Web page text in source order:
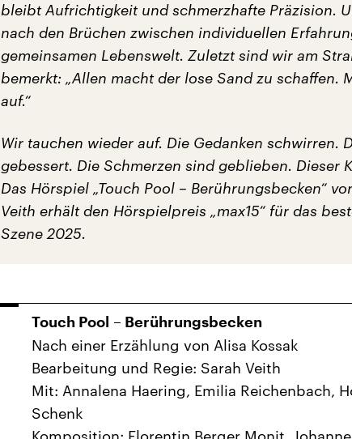
bleibt Aufrichtigkeit und schmerzhafte Präzision.
nach den Brüchen zwischen individuellen
gemeinsamen Lebenswelt. Zuletzt sind wir am
bemerkt: „Allen macht der lose Sand zu schaffen.
auf.“
Wir tauchen wieder auf. Die Gedanken schwirren.
gebessert. Die Schmerzen sind geblieben. Dieser
Das Hörspiel „Touch Pool – Berührungsbecken“
Veith erhält den Hörspielpreis „max15“ für das
Szene 2025.
Touch Pool – Berührungsbecken
Nach einer Erzählung von Alisa Kossak
Bearbeitung und Regie: Sarah Veith
Mit: Annalena Haering, Emilia Reichenbach,
Schenk